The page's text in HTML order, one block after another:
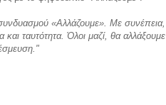
«Αλλάζουμε». Με συνέπεια,
και ταυτότητα. Όλοι μαζί, θα αλλάξουμε